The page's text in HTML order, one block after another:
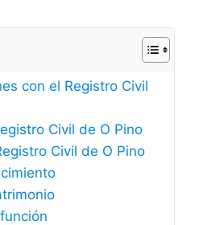
con el Registro Civil
Civil de O Pino
Civil de O Pino